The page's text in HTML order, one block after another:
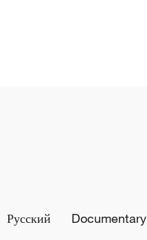
Русский Documentary